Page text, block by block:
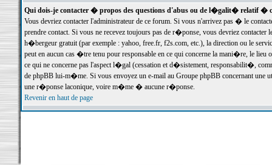
Qui dois-je contacter � propos des questions d'abus ou de l�galit� relatif �
Vous devriez contacter l'administrateur de ce forum. Si vous n'arrivez pas � le
prendre contact. Si vous ne recevez toujours pas de r�ponse, vous devriez
h�bergeur gratuit (par exemple : yahoo, free.fr, f2s.com, etc.), la direction ou le
peut en aucun cas �tre tenu pour responsable en ce qui concerne la mani�re, le
ce qui ne concerne pas l'aspect l�gal (cessation et d�sistement, responsabilit�,
de phpBB lui-m�me. Si vous envoyez un e-mail au Groupe phpBB concernant une
une r�ponse laconique, voire m�me � aucune r�ponse.
Revenir en haut de page